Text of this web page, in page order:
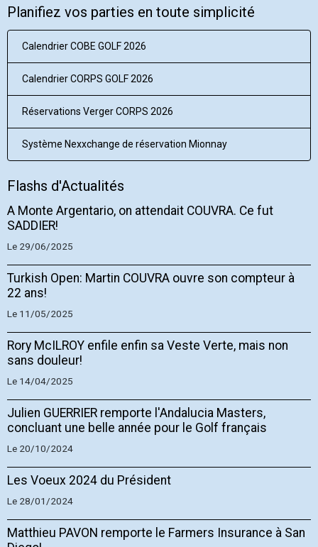
Planifiez vos parties en toute simplicité
Calendrier COBE GOLF 2026
Calendrier CORPS GOLF 2026
Réservations Verger CORPS 2026
Système Nexxchange de réservation Mionnay
Flashs d'Actualités
A Monte Argentario, on attendait COUVRA. Ce fut
SADDIER!
Le 29/06/2025
Turkish Open: Martin COUVRA ouvre son compteur à
22 ans!
Le 11/05/2025
Rory McILROY enfile enfin sa Veste Verte, mais non
sans douleur!
Le 14/04/2025
Julien GUERRIER remporte l'Andalucia Masters,
concluant une belle année pour le Golf français
Le 20/10/2024
Les Voeux 2024 du Président
Le 28/01/2024
Matthieu PAVON remporte le Farmers Insurance à San